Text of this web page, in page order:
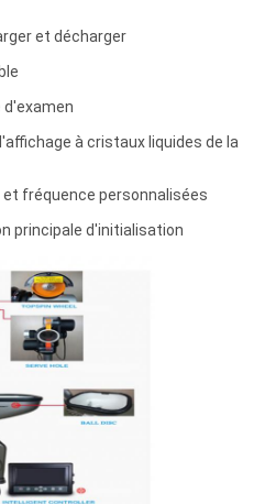
et décharger
d'examen
à cristaux liquides de la
fréquence personnalisées
principale d'initialisation